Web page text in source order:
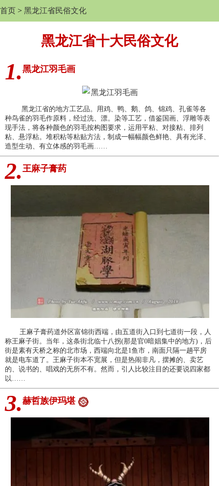
首页 > 黑龙江省民俗文化
黑龙江省十大民俗文化
1. 黑龙江羽毛画
黑龙江省的地方工艺品。用鸡、鸭、鹅、鸽、锦鸡、孔雀等各
种鸟雀的羽毛作原料，经过洗、漂。染等工艺，借鉴国画、浮雕等表
现手法，将各种颜色的羽毛按构图要求，运用平粘、对接粘、排列
粘、悬浮粘。堆积粘等粘贴方法，制成一幅幅颜色鲜艳、具有光泽、
造型生动、有立体感的羽毛画……
2. 王麻子膏药
王麻子膏药道外区富锦街西端，由五道街入口到七道街一段，人
称王麻子街。当年，这条街北临十八拐(那是官0暗娼集中的地方)，后
街是素有天桥之称的北市场，西端向北是1鱼市，南面只隔一趟平房
就是电车道了。王麻子街本不宽展，但是热闹非凡，摆摊的、卖艺
的、说书的、唱戏的无所不有。然而，引人比较注目的还要说四家都
以……
3. 赫哲族伊玛堪